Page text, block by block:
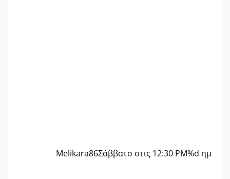
Melikara86Σάββατο στις 12:30 PM%d ημ